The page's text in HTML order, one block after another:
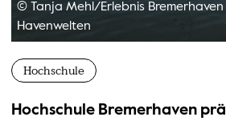
© Tanja Mehl/Erlebnis Bremerhaven
Havenwelten
Hochschule
Hochschule Bremerhaven